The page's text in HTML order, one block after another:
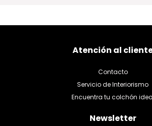
Atención al
Contacto
Servicio de Interiorismo
Encuentra tu colchón
Newsletter